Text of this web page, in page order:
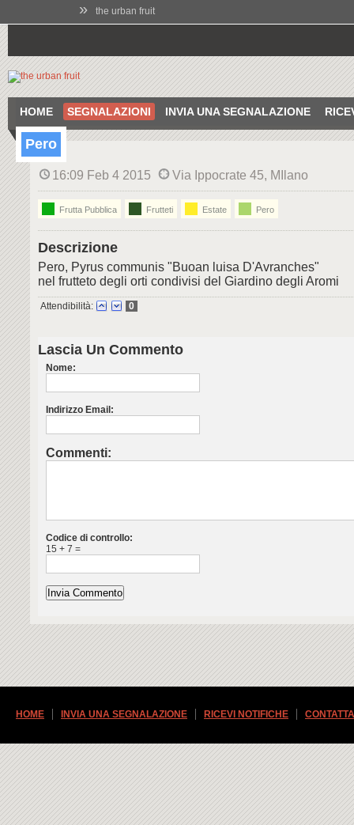
» the urban fruit
HOME SEGNALAZIONI INVIA UNA SEGNALAZIONE
Pero
16:09 Feb 4 2015 Via Ippocrate 45, MIlano
Frutta Pubblica Frutteti Estate Pero
Descrizione
Pero, Pyrus communis "Buoan luisa D'Avranches"
nel frutteto degli orti condivisi del Giardino degli Aromi
Attendibilità: 0
Lascia Un Commento
Nome:
Indirizzo Email:
Commenti:
Codice di controllo:
15 + 7 =
HOME INVIA UNA SEGNALAZIONE RICEVI NOTIFICHE